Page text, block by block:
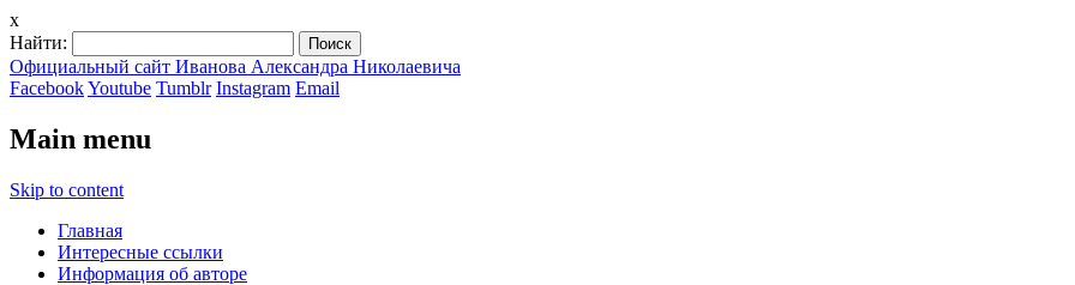
x
Найти:
Официальный сайт Иванова Александра Николаевича
FacebookYoutube Tumblr Instagram Email
Main menu
Skip to content
Главная
Интересные ссылки
Информация об авторе